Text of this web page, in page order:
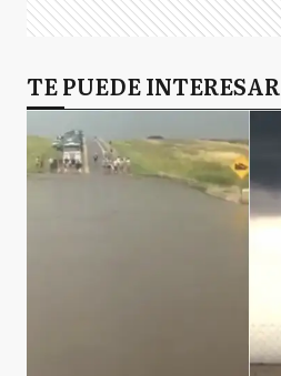
TE PUEDE INTERESAR